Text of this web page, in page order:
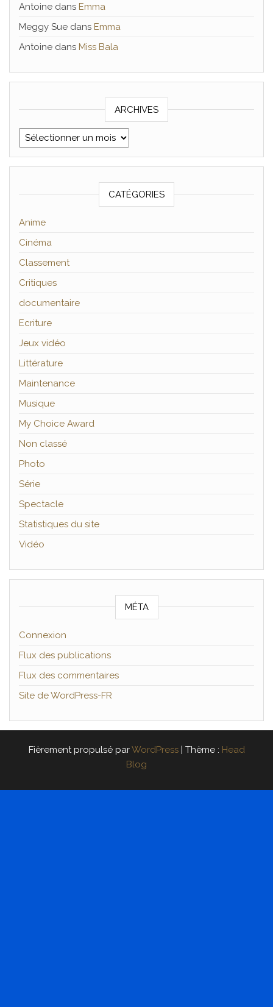
Antoine dans Emma
Meggy Sue dans Emma
Antoine dans Miss Bala
ARCHIVES
Archives
CATÉGORIES
Anime
Cinéma
Classement
Critiques
documentaire
Ecriture
Jeux vidéo
Littérature
Maintenance
Musique
My Choice Award
Non classé
Photo
Série
Spectacle
Statistiques du site
Vidéo
MÉTA
Connexion
Flux des publications
Flux des commentaires
Site de WordPress-FR
Fièrement propulsé parWordPress | Thème : Head
Blog